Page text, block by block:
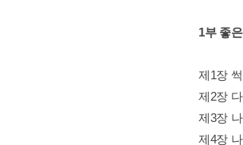
1부 좋
제1장
제2장
제3장
제4장